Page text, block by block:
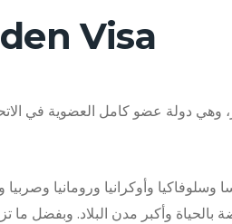
Visa
دولة عضو كامل العضوية في
وأوكرانيا ورومانيا وصربيا
بالحياة وأكبر مدن البلاد. وبفضل ما